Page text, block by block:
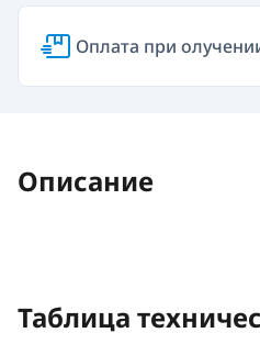
Оплата при
Описание
Таблица